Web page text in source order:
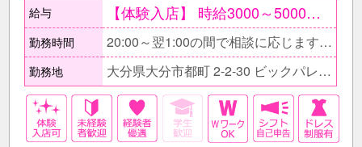
給与 【体験入店】 時給3000～5000円 随時受付中〔複数回可能〕 ●条件が合えば面接当日もOK ○面接後、そのまま体験入店もOK ●給与はその日に全額現金支給 ○最大1週間可能 【在籍後】 時給1800円～3500円＋各種手当 ≪会社上がりに働くAさん≫ 時給2000円×1日3h×週3日〔月12日〕 ＝月収7万2000円+各種バック
勤務時間 20:00～翌1:00の間で相談に応じます。 ■短時間勤務もOK。 □日によって出勤時間や退勤時間が変わるのもOK。 ■無理な残業をお願いする事はありません。 □早上がりの希望などもお気軽にご相談下さい。
勤務地 大分県大分市都町 2-2-30 ビックパレスビル2F